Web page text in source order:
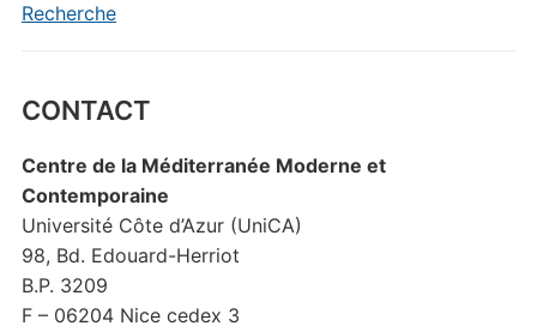
Recherche
CONTACT
Centre de la Méditerranée Moderne et
Contemporaine
Université Côte d’Azur (UniCA)
98, Bd. Edouard-Herriot
B.P. 3209
F – 06204 Nice cedex 3